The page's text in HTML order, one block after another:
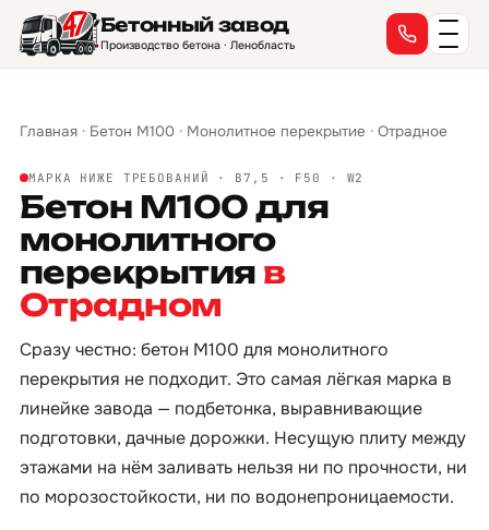
Бетонный завод
Производство бетона · Ленобласть
Главная · Бетон М100 · Монолитное перекрытие · Отрадное
МАРКА НИЖЕ ТРЕБОВАНИЙ · B7,5 · F50 · W2
Бетон М100 для
монолитного
перекрытия в
Отрадном
Сразу честно: бетон М100 для монолитного
перекрытия не подходит. Это самая лёгкая марка в
линейке завода — подбетонка, выравнивающие
подготовки, дачные дорожки. Несущую плиту между
этажами на нём заливать нельзя ни по прочности, ни
по морозостойкости, ни по водонепроницаемости.